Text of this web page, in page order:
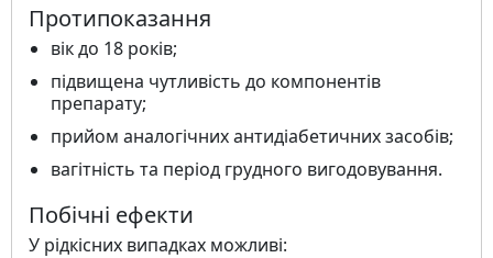
Протипоказання
вік до 18 років;
підвищена чутливість до компонентів
препарату;
прийом аналогічних антидіабетичних засобів;
вагітність та період грудного вигодовування.
Побічні ефекти
У рідкісних випадках можливі: